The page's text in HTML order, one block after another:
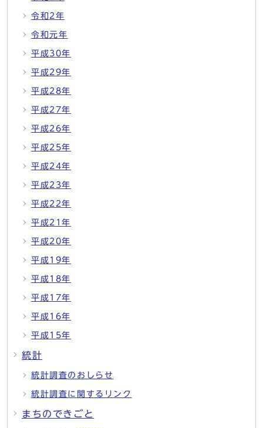
令和2年
令和元年
平成30年
平成29年
平成28年
平成27年
平成26年
平成25年
平成24年
平成23年
平成22年
平成21年
平成20年
平成19年
平成18年
平成17年
平成16年
平成15年
統計
統計調査のおしらせ
統計調査に関するリンク
まちのできごと